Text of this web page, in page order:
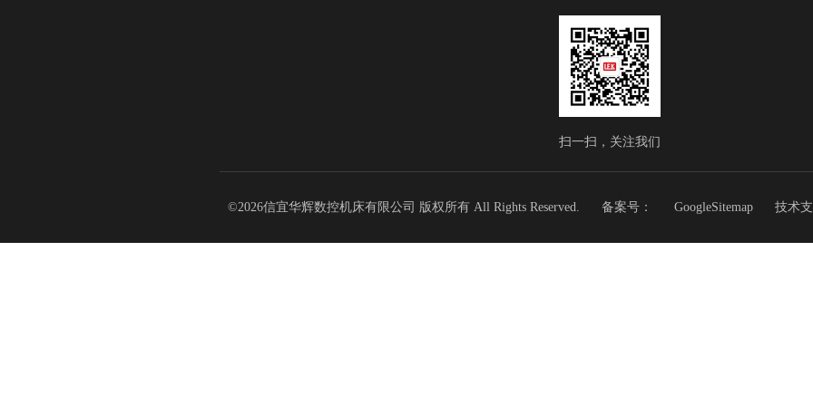
扫一扫，关注我们
©2026信宜华辉数控机床有限公司 版权所有 All Rights Reserved. 备案号： GoogleSitemap 技术